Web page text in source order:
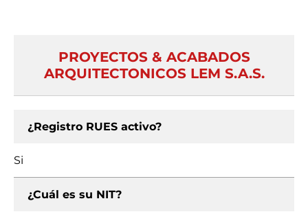
PROYECTOS & ACABADOS
ARQUITECTONICOS LEM S.A.S.
¿Registro RUES activo?
Si
¿Cuál es su NIT?